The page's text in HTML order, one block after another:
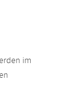
im